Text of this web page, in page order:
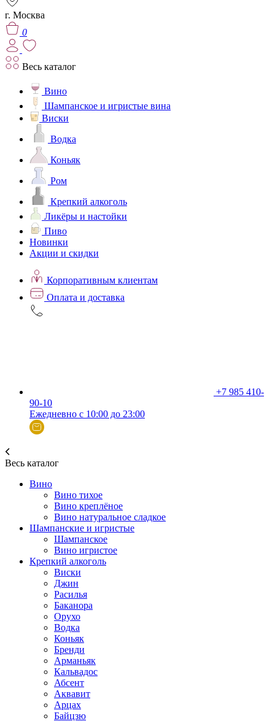
г. Москва
0
Весь каталог
Вино
Шампанское и игристые вина
Виски
Водка
Коньяк
Ром
Крепкий алкоголь
Ликёры и настойки
Пиво
Новинки
Акции и скидки
Корпоративным клиентам
Оплата и доставка
+7 985 410-
90-10
Ежедневно с 10:00 до 23:00
Весь каталог
Вино
Вино тихое
Вино креплёное
Вино натуральное сладкое
Шампанские и игристые
Шампанское
Вино игристое
Крепкий алкоголь
Виски
Джин
Расилья
Баканора
Орухо
Водка
Коньяк
Бренди
Арманьяк
Кальвадос
Абсент
Аквавит
Арцах
Байцзю